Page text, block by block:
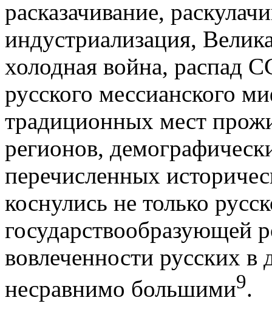
расказачивание,
индустриализация,
холодная война, распад
русского мессианского
традиционных мест
регионов,
перечисленных
коснулись не только
государствообразующей
вовлеченности русских
несравнимо большими9.